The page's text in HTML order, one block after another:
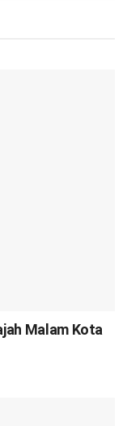
Malam Kota